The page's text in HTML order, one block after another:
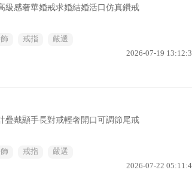
級感奢華婚戒求婚結婚活口仿真鑽戒
戒指
嚴選
2026-07-19
疊戴顯手長對戒輕奢開口可調節尾戒
戒指
嚴選
2026-07-22